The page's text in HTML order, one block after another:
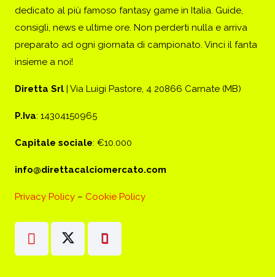
dedicato al più famoso fantasy game in Italia. Guide,
consigli, news e ultime ore. Non perderti nulla e arriva
preparato ad ogni giornata di campionato. Vinci il fanta
insieme a noi!
Diretta Srl | Via Luigi Pastore, 4 20866 Carnate (MB)
P.Iva: 14304150965
Capitale sociale: €10.000
info@direttacalciomercato.com
Privacy Policy – Cookie Policy